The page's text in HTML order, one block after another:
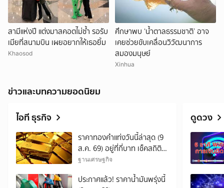
สามีแห่งปี แต่งมาสคอตไม่ซ้ำ รอรับ
เมียที่สนามบิน เผยอยากให้เธอยิ้ม
Khaosod
ศึกษาพบ ‘น้ำตาลธรรมชาติ’ อาจ
เคยช่วยขับเคลื่อนวิวัฒนาการ
สมองมนุษย์
Xinhua
ข่าวและบทความยอดนิยม
ไอที ธุรกิจ
ราคาทองคำแท่งวันนี้ล่าสุด (9
ส.ค. 69) อยู่ที่กี่บาท เช็คสถิติ
การปรับขึ้น-ลง
ฐานเศรษฐกิจ
ประกาศแล้ว! ราคาน้ำมันพรุ่งนี้
ดูดวง